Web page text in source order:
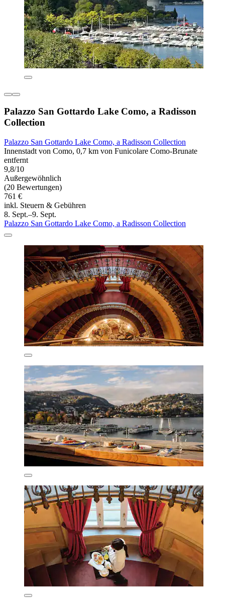
Palazzo San Gottardo Lake Como, a Radisson
Collection
Palazzo San Gottardo Lake Como, a Radisson Collection
Innenstadt von Como, 0,7 km von Funicolare Como-Brunate
entfernt
9,8/10
Außergewöhnlich
(20 Bewertungen)
761 €
inkl. Steuern & Gebühren
8. Sept.–9. Sept.
Palazzo San Gottardo Lake Como, a Radisson Collection